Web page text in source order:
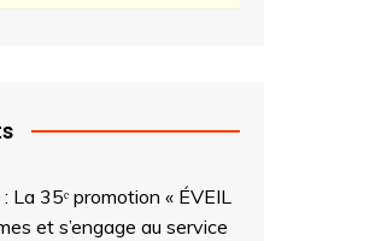
La 35ᵉ promotion « ÉVEIL
et s’engage au service